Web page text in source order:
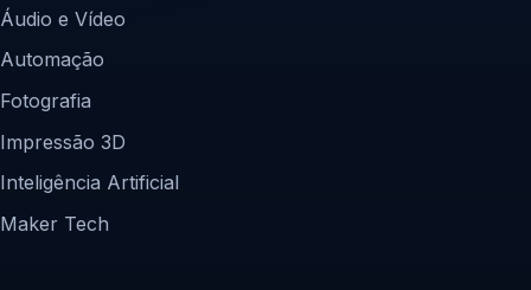
Áudio e Vídeo
Automação
Fotografia
Impressão 3D
Inteligência Artificial
Maker Tech